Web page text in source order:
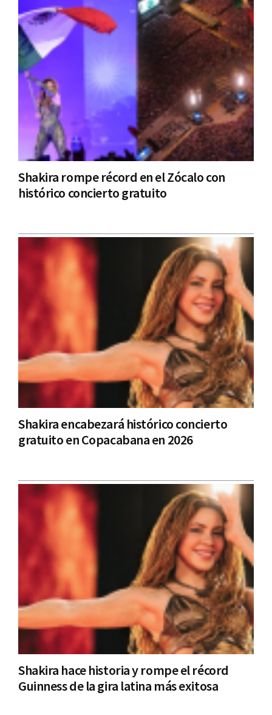
Shakira rompe récord en el Zócalo con
histórico concierto gratuito
Shakira encabezará histórico concierto
gratuito en Copacabana en 2026
Shakira hace historia y rompe el récord
Guinness de la gira latina más exitosa